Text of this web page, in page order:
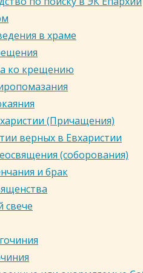
в храме
ко крещению
(Причащения)
верных в Евхаристии
(соборования)
и брак
свече